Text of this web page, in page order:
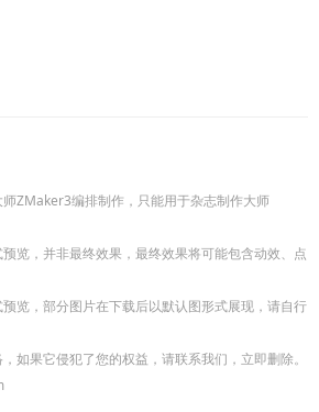
ZMaker3编排制作，只能用于杂志制作大师
览，并非最终效果，最终效果将可能包含动效、点
览，部分图片在下载后以默认图形式展现，请自行
如果它侵犯了您的权益，请联系我们，立即删除。